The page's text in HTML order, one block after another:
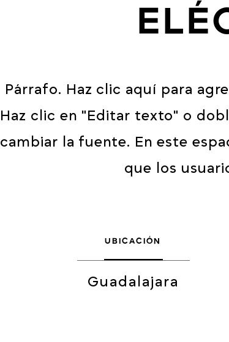
Párrafo. Haz clic aquí para
Haz clic en "Editar texto" o
cambiar la fuente. En este
que los
UBICACIÓN
Guadalajara